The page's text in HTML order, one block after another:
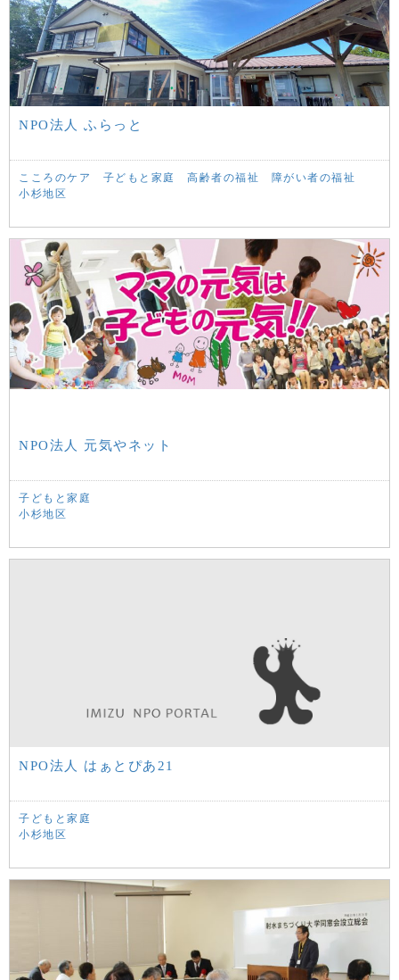
NPO法人 ふらっと
こころのケア 子どもと家庭 高齢者の福祉
障がい者の福祉
小杉地区
NPO法人 元気やネット
子どもと家庭
小杉地区
NPO法人 はぁとぴあ21
子どもと家庭
小杉地区